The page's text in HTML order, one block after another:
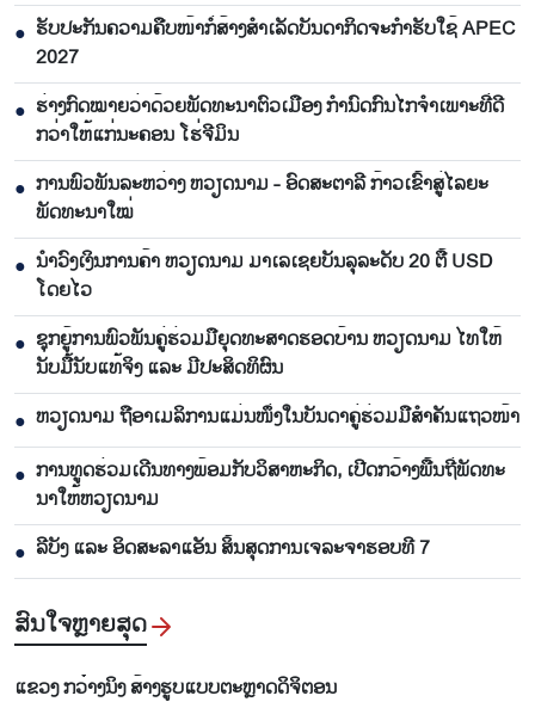
● ຮັບປະກັນຄວາມຄືບໜ້າກໍ່ສ້າງສຳເລັດບັນດາກິດຈະກຳຮັບໃຊ້ APEC
2027
● ຮ່າງກົດໝາຍວ່າດ້ວຍພັດທະນາຕົວເມືອງ ກຳນົດກົນໄກຈຳເພາະທີ່ດີ
ກວ່າໃຫ້ແກ່ນະຄອນ ໂຮ່ຈີມິນ
● ການພົວພັນລະຫວ່າງ ຫວຽດນາມ - ອົດສະຕາລີ ກ້າວເຂົ້າສູ່ໄລຍະ
ພັດທະນາໃໝ່
● ນຳ​ວົງ​ເງິນ​ການ​ຄ້າ ຫວຽດ​ນາມ ມາ​ເລ​ເຊຍ​ບັນ​ລຸ​ລະ​ດັບ 20 ຕື້ USD
ໂດຍ​ໄວ
● ຊຸກ​ຍູ້​ການ​ພົວ​ພັນ​ຄູ່​ຮ່ວມ​ມື​ຍຸດ​ທະ​ສາດ​ຮອດ​ບ້ານ ຫວຽດ​ນາມ ໄທ​ໃຫ້​
ນັບ​ມື້​ນັບ​ແທ້​ຈິງ ແລະ ມີ​ປະ​ສິດ​ທິ​ຜົນ
● ຫ​ວຽດ​ນາມ ຖື​ອາ​ເມ​ລິ​ການ​ແມ່ນ​ໜຶ່ງ​ໃນ​ບັນ​ດາ​ຄູ່​ຮ່ວມ​ມື​ສຳ​ຄັນ​ແຖວ​ໜ້າ
● ການ​ທູດ​ຮ່ວມ​ເດີນ​ທາງ​ພ້ອມກັບ​ວິ​ສາ​ຫະ​ກ​ິດ, ເປີດກວ້າງ​ພື້ນ​ຖີ່​ພັດ​ທະ​
ນາ​ໃຫ້​ຫວຽດ​ນາມ
● ລີ​ບັງ ແລະ ອິດ​ສະ​ລາ​ແອັນ ສິ້ນ​ສຸດ​ການ​ເຈ​ລະ​ຈາ​ຮອບ​ທີ 7
ສົນ​ໃຈ​ຫຼາຍ​ສຸດ
ແຂວງ ກວ໋າງນິງ ສ້າງຮູບແບບຕະຫຼາດດິຈິຕອນ